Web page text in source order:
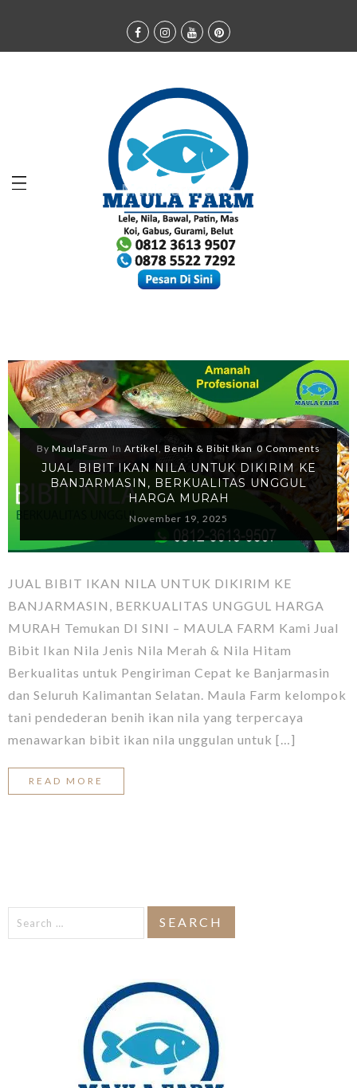
By MaulaFarm In Artikel, Benih & Bibit Ikan 0 Comments
JUAL BIBIT IKAN NILA UNTUK DIKIRIM KE
BANJARMASIN, BERKUALITAS UNGGUL
HARGA MURAH
November 19, 2025
JUAL BIBIT IKAN NILA UNTUK DIKIRIM KE
BANJARMASIN, BERKUALITAS UNGGUL HARGA
MURAH Temukan DI SINI – MAULA FARM Kami Jual
Bibit Ikan Nila Jenis Nila Merah & Nila Hitam
Berkualitas untuk Pengiriman Cepat ke Banjarmasin
dan Seluruh Kalimantan Selatan. Maula Farm kelompok
tani pendederan benih ikan nila yang terpercaya
menawarkan bibit ikan nila unggulan untuk […]
READ MORE
Search
for: